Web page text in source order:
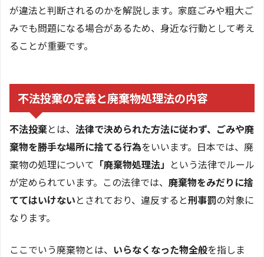
が違法と判断されるのかを解説します。家庭ごみや粗大ご
みでも問題になる場合があるため、身近な行動として考え
ることが重要です。
不法投棄の定義と廃棄物処理法の内容
不法投棄とは、 法律で決められた方法に従わず、ごみや廃
棄物を勝手な場所に捨てる行為をいいます。日本では、廃
棄物の処理について 「廃棄物処理法」 という法律でルール
が定められています。この法律では、 廃棄物をみだりに捨
ててはいけないとされており、違反すると刑事罰の対象に
なります。
ここでいう廃棄物とは、 いらなくなった物全般を指しま